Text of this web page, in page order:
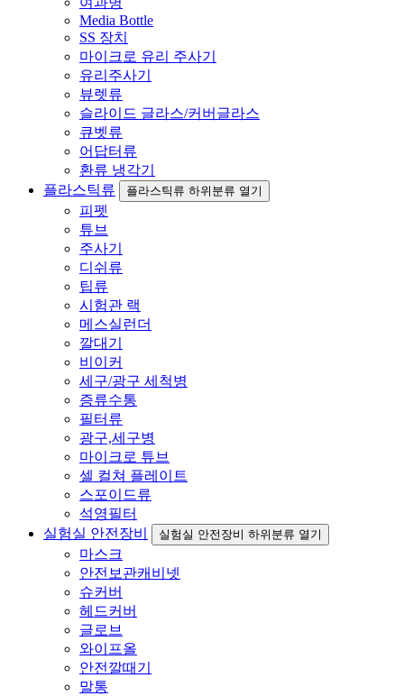
Media Bottle
SS 장치
마이크로 유리 주사기
유리주사기
뷰렛류
슬라이드 글라스/커버글라스
큐벳류
어답터류
환류 냉각기
플라스틱류
플라스틱류 하위분류 열기
피펫
튜브
주사기
디쉬류
팁류
시험관 랙
메스실런더
깔대기
비이커
세구/광구 세척병
증류수통
필터류
광구,세구병
마이크로 튜브
셀 컬쳐 플레이트
스포이드류
석영필터
실험실 안전장비
실험실 안전장비 하위분류 열기
마스크
안전보관캐비넷
슈커버
헤드커버
글로브
와이프올
안전깔때기
말통